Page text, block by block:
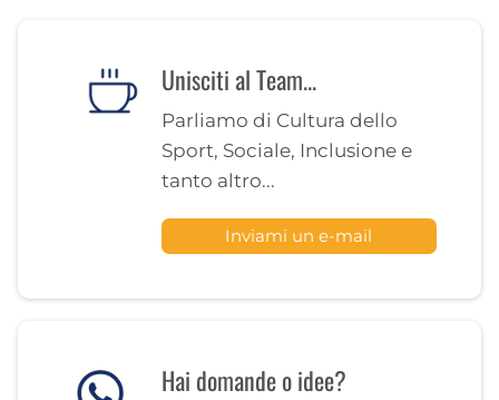
Unisciti al Team...
Parliamo di Cultura dello
Sport, Sociale, Inclusione e
tanto altro...
Inviami un e-mail
Hai domande o idee?